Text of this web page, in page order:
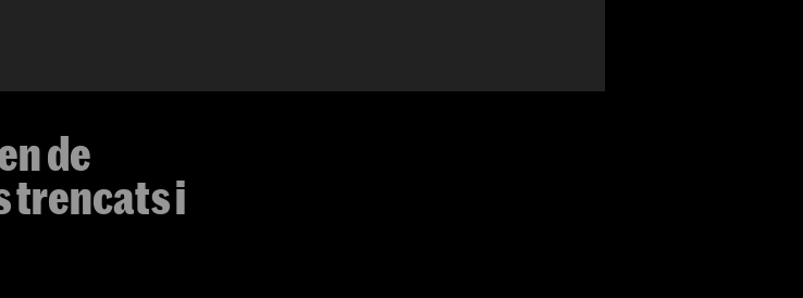
de
trencats i